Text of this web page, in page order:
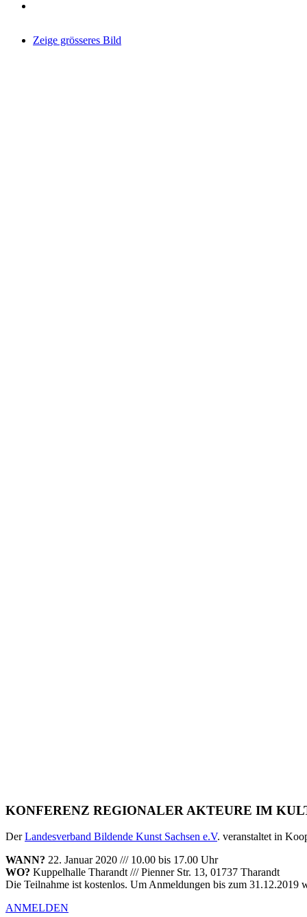
Zeige grösseres Bild
KONFERENZ REGIONALER AKTEURE IM
DerLandesverband Bildende Kunst Sachsen e.V. veranstaltet in
WANN? 22. Januar 2020 /// 10.00 bis 17.00 Uhr
WO? Kuppelhalle Tharandt /// Pienner Str. 13, 01737 Tharandt
Die Teilnahme ist kostenlos. Um Anmeldungen bis zum 31.12.2019
ANMELDEN